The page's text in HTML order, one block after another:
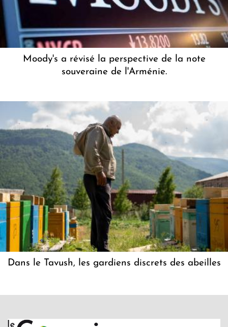
Moody's a révisé la perspective de la note
souveraine de l'Arménie.
Dans le Tavush, les gardiens discrets des abeilles